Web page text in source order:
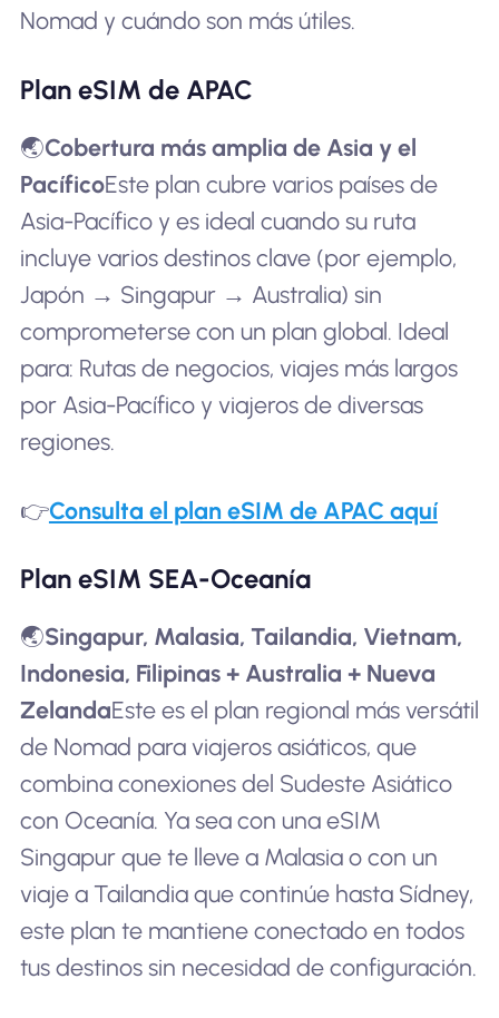
Nomad y cuándo son más útiles.
Plan eSIM de APAC
🌏Cobertura más amplia de Asia y el
PacíficoEste plan cubre varios países de
Asia-Pacífico y es ideal cuando su ruta
incluye varios destinos clave (por ejemplo,
Japón → Singapur → Australia) sin
comprometerse con un plan global. Ideal
para: Rutas de negocios, viajes más largos
por Asia-Pacífico y viajeros de diversas
regiones.
👉Consulta el plan eSIM de APAC aquí
Plan eSIM SEA-Oceanía
🌏Singapur, Malasia, Tailandia, Vietnam,
Indonesia, Filipinas + Australia + Nueva
ZelandaEste es el plan regional más versátil
de Nomad para viajeros asiáticos, que
combina conexiones del Sudeste Asiático
con Oceanía. Ya sea con una eSIM
Singapur que te lleve a Malasia o con un
viaje a Tailandia que continúe hasta Sídney,
este plan te mantiene conectado en todos
tus destinos sin necesidad de configuración.